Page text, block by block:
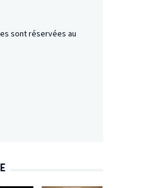
sont réservées au